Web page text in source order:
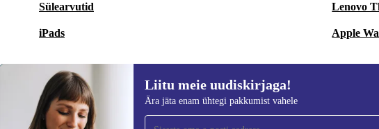
Sülearvutid
iPads
Lenovo
Apple
Liitu meie uudiskirjaga!
Ära jäta enam ühtegi pakkumist vahele
Liitu meie uudiskirjaga!